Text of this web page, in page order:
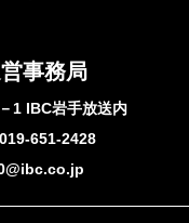
事務局
1 IBC岩手放送内
651-2428